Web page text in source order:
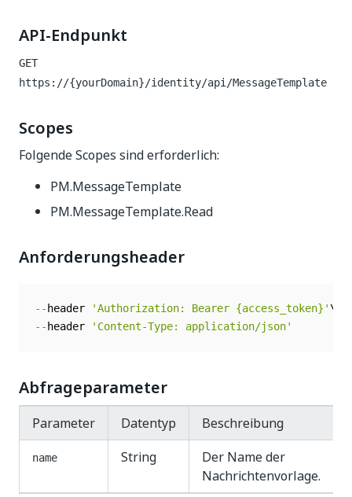
API-Endpunkt
GET
https://{yourDomain}/identity/api/MessageTemplate
Scopes
Folgende Scopes sind erforderlich:
PM.MessageTemplate
PM.MessageTemplate.Read
Anforderungsheader
-- header 'Authorization: Bearer {access_token}'
-- header 'Content-Type: application/json'
Abfrageparameter
Parameter Datentyp Beschreibung
name String
Der Name der
Nachrichtenvorlage.